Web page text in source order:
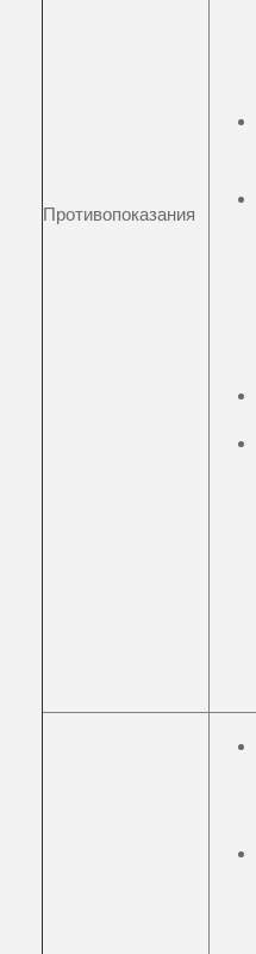
Противопоказания